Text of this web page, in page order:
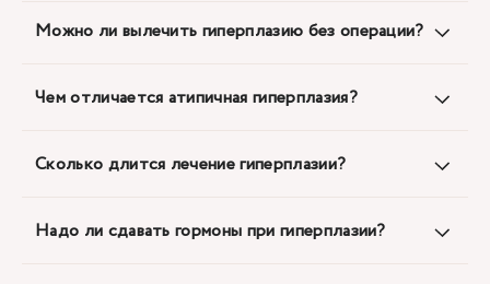
Можно ли вылечить гиперплазию без операции?
Чем отличается атипичная гиперплазия?
Сколько длится лечение гиперплазии?
Надо ли сдавать гормоны при гиперплазии?